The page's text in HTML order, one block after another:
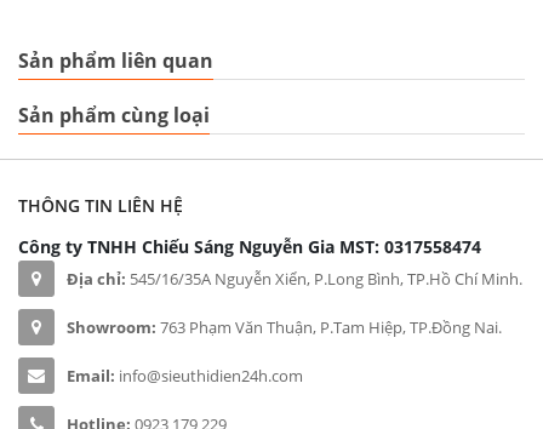
Sản phẩm liên quan
Sản phẩm cùng loại
THÔNG TIN LIÊN HỆ
Công ty TNHH Chiếu Sáng Nguyễn Gia MST: 0317558474
Địa chỉ: 545/16/35A Nguyễn Xiển, P.Long Bình, TP.Hồ Chí Minh.
Showroom: 763 Phạm Văn Thuận, P.Tam Hiệp, TP.Đồng Nai.
Email: info@sieuthidien24h.com
Hotline: 0923 179 229